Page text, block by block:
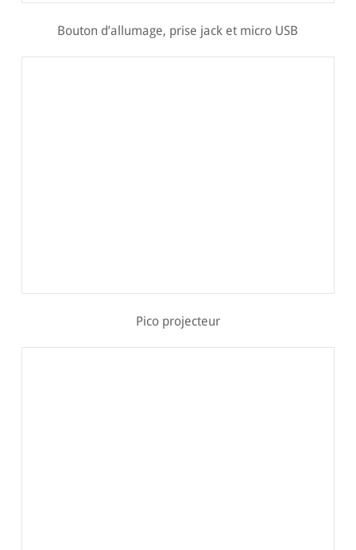
Bouton d’allumage, prise jack et micro USB
Pico projecteur